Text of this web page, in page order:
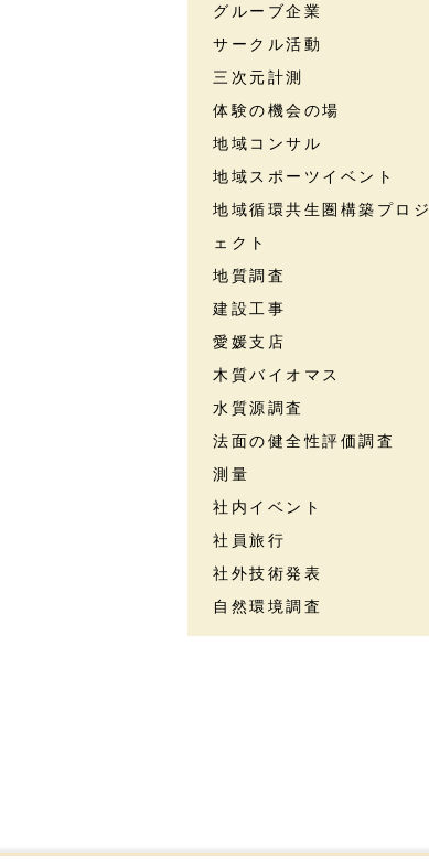
グルーブ企業
サークル活動
三次元計測
体験の機会の場
地域コンサル
地域スポーツイベント
地域循環共生圏構築プロジ
ェクト
地質調査
建設工事
愛媛支店
木質バイオマス
水質源調査
法面の健全性評価調査
測量
社内イベント
社員旅行
社外技術発表
自然環境調査